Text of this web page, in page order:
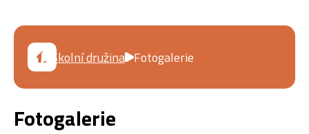
Školní družina Fotogalerie
Fotogalerie